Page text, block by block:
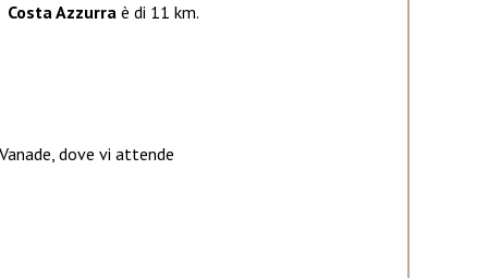
Costa Azzurra è di 11 km.
dove vi attende